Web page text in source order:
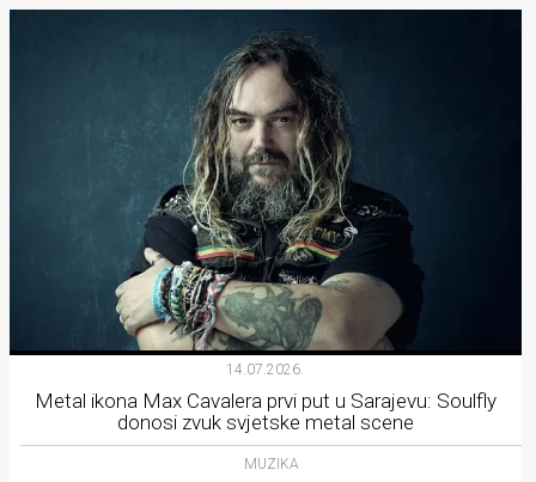
14.07.2026.
Metal ikona Max Cavalera prvi put u Sarajevu: Soulfly
donosi zvuk svjetske metal scene
MUZIKA